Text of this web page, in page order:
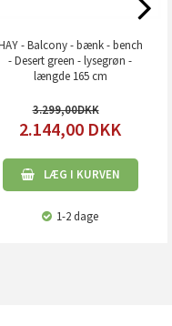
- Balcony - bænk - bench
- Desert green - lysegrøn -
længde 165 cm
3.299,00
2.144,00 DKK
LÆG I KURVEN
1-2 dage